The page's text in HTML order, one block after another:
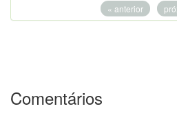
« anterior
Comentários